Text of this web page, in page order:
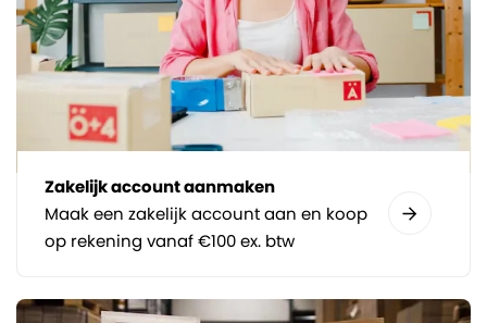
Zakelijk account aanmaken
Maak een zakelijk account aan en koop
op rekening vanaf €100 ex. btw